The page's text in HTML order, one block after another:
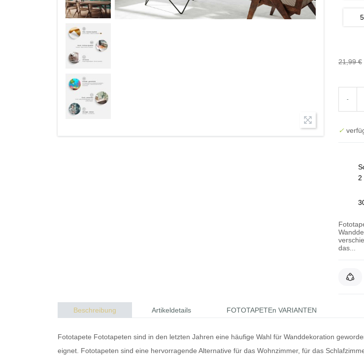
21,99 €
-
✓
2
das...
Beschreibung Artikeldetails FOTOTAPETEn VARIANTEN
Fototapete Fototapeten sind in den letzten Jahren eine häufige Wahl für Wanddekoration
eignet. Fototapeten sind eine hervorragende Alternative für das Wohnzimmer, für das